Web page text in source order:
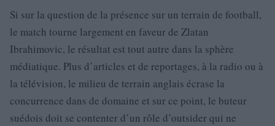
Si sur la question de la présence sur un terrain de football,
le match tourne largement en faveur de Zlatan
Ibrahimovic, le résultat est tout autre dans la sphère
médiatique. Plus d’articles et de reportages, à la radio ou à
la télévision, le milieu de terrain anglais écrase la
concurrence dans de domaine et sur ce point, le buteur
suédois doit se contenter d’un rôle d’outsider qui ne